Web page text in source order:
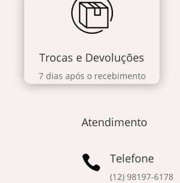
Trocas e Devoluções
7 dias após o recebimento
Atendimento
 Telefone
(12) 98197-6178